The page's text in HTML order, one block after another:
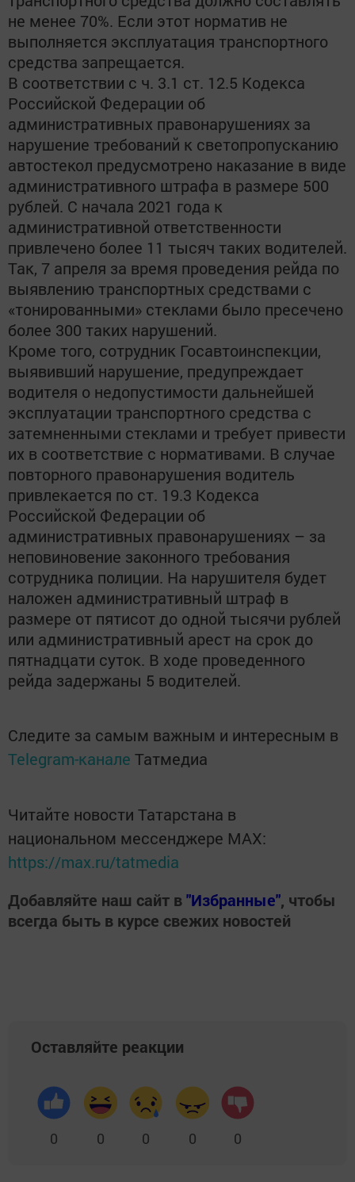
не менее 70%. Если этот норматив не
выполняется эксплуатация транспортного
средства запрещается.
В соответствии с ч. 3.1 ст. 12.5 Кодекса
Российской Федерации об
административных правонарушениях за
нарушение требований к светопропусканию
автостекол предусмотрено наказание в виде
административного штрафа в размере 500
рублей. С начала 2021 года к
административной ответственности
привлечено более 11 тысяч таких водителей.
Так, 7 апреля за время проведения рейда по
выявлению транспортных средствами с
«тонированными» стеклами было пресечено
более 300 таких нарушений.
Кроме того, сотрудник Госавтоинспекции,
выявивший нарушение, предупреждает
водителя о недопустимости дальнейшей
эксплуатации транспортного средства с
затемненными стеклами и требует привести
их в соответствие с нормативами. В случае
повторного правонарушения водитель
привлекается по ст. 19.3 Кодекса
Российской Федерации об
административных правонарушениях – за
неповиновение законного требования
сотрудника полиции. На нарушителя будет
наложен административный штраф в
размере от пятисот до одной тысячи рублей
или административный арест на срок до
пятнадцати суток. В ходе проведенного
рейда задержаны 5 водителей.
Следите за самым важным и интересным в
Telegram-канале Татмедиа
Читайте новости Татарстана в
национальном мессенджере MАХ:
https://max.ru/tatmedia
Добавляйте наш сайт в"Избранные", чтобы
всегда быть в курсе свежих новостей
Оставляйте реакции
0 0 0 0 0